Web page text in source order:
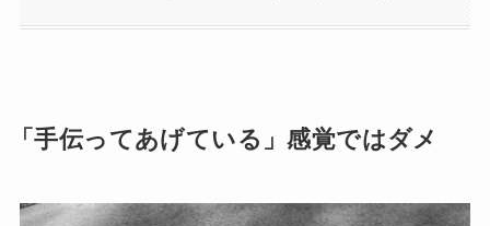
「手伝ってあげている」感覚ではダメ